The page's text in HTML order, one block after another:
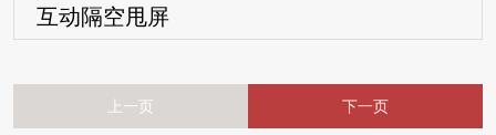
互动隔空甩屏
上一页 下一页